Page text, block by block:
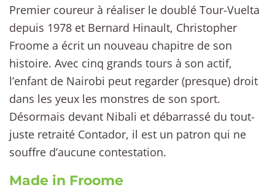
Premier coureur à réaliser le doublé Tour-Vuelta
depuis 1978 et Bernard Hinault, Christopher
Froome a écrit un nouveau chapitre de son
histoire. Avec cinq grands tours à son actif,
l’enfant de Nairobi peut regarder (presque) droit
dans les yeux les monstres de son sport.
Désormais devant Nibali et débarrassé du tout-
juste retraité Contador, il est un patron qui ne
souffre d’aucune contestation.
Made in Froome